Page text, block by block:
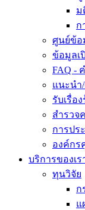
ม
ก
ศูนย์ข้อ
ข้อมูลเ
FAQ -
แนะนำ
รับเรื่อ
สำรวจ
การปร
องค์ก
บริการของเร
ทุนวิจัย
ก
แ